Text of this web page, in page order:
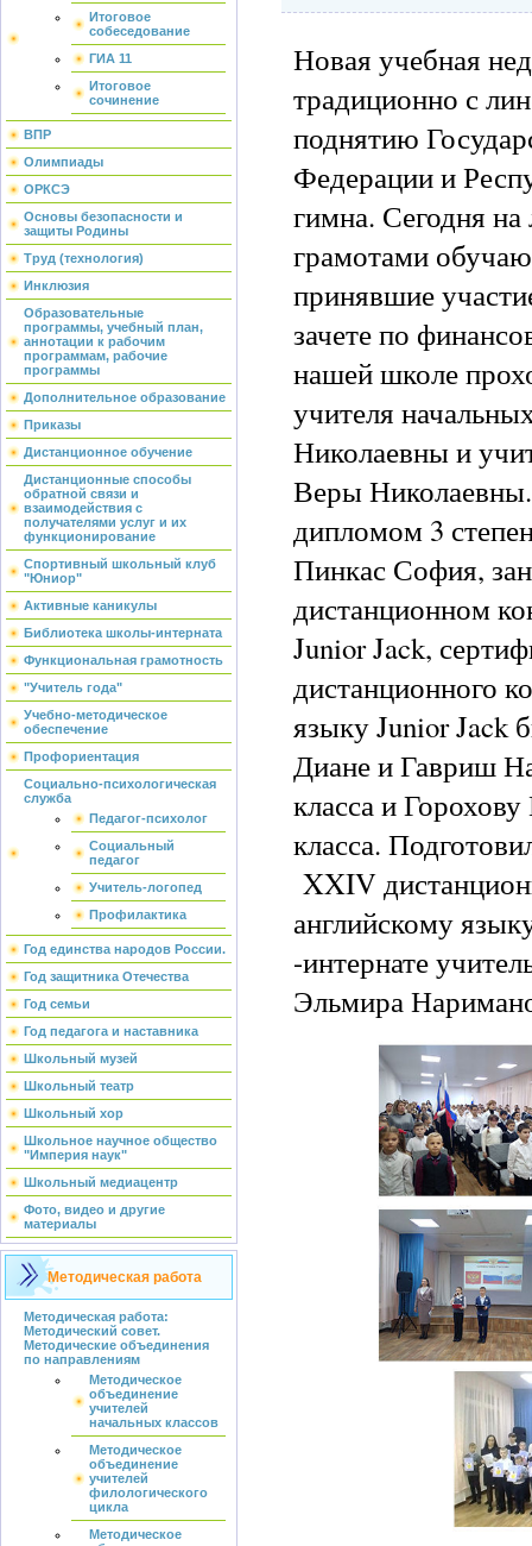
Итоговое
собеседование
ГИА 11
Итоговое
сочинение
ВПР
Олимпиады
ОРКСЭ
Основы безопасности и
защиты Родины
Труд (технология)
Инклюзия
Образовательные
программы, учебный план,
аннотации к рабочим
программам, рабочие
программы
Дополнительное образование
Приказы
Дистанционное обучение
Дистанционные способы
обратной связи и
взаимодействия с
получателями услуг и их
функционирование
Спортивный школьный клуб
"Юниор"
Активные каникулы
Библиотека школы-интерната
Функциональная грамотность
"Учитель года"
Учебно-методическое
обеспечение
Профориентация
Социально-психологическая
служба
Педагог-психолог
Социальный
педагог
Учитель-логопед
Профилактика
Год единства народов России.
Год защитника Отечества
Год семьи
Год педагога и наставника
Школьный музей
Школьный театр
Школьный хор
Школьное научное общество
"Империя наук"
Школьный медиацентр
Фото, видео и другие
материалы
Методическая работа
Методическая работа:
Методический совет.
Методические объединения
по направлениям
Методическое
объединение
учителей
начальных классов
Методическое
объединение
учителей
филологического
цикла
Методическое
Новая учебная
традиционно с
поднятию
Федерации и
гимна. Сегодня
грамотами
принявшие
зачете по
нашей школе
учителя
Николаевны и
Веры
дипломом 3
Пинкас София,
дистанционном
Junior Jack,
дистанционного
языку Junior Jack
Диане и Гавриш
класса и
класса.
XXIV
английскому
-интернате
Эльмира